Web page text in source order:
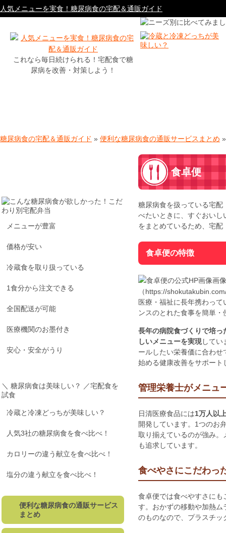
人気メニューを実食！糖尿病食の宅配＆通販ガイド
これなら毎日続けられる！宅配食で糖
尿病を改善・対策しよう！
糖尿病食の宅配＆通販ガイド » 便利な糖尿病食の通販サービスまとめ
食卓便
糖尿病食を扱っている宅
べたいときに、すぐおい
をまとめているため、宅
食卓便の特徴
画
（https://
医療・福祉に長年携わっ
ンスのとれた食事を簡単
長年の病院食づくりで培
しいメニューを実現して
ールしたい栄養価に合わ
始める健康改善をサポート
管理栄養士がメニュ
日清医療食品には1万人以
開発しています。1つのお
取り揃えているのが強み
も追求しています。
食べやさにこだわっ
食卓便では食べやすさに
す。おかずの移動や加熱
のものなので、プラスチ
メニューが豊富
価格が安い
冷蔵食を取り扱っている
1食分から注文できる
全国配送が可能
医療機関のお墨付き
安心・安全がうり
＼ 糖尿病食は美味しい？ ／宅配食を
試食
冷蔵と冷凍どっちが美味しい？
人気3社の糖尿病食を食べ比べ！
カロリーの違う献立を食べ比べ！
塩分の違う献立を食べ比べ！
便利な糖尿病食の通販サービス
まとめ